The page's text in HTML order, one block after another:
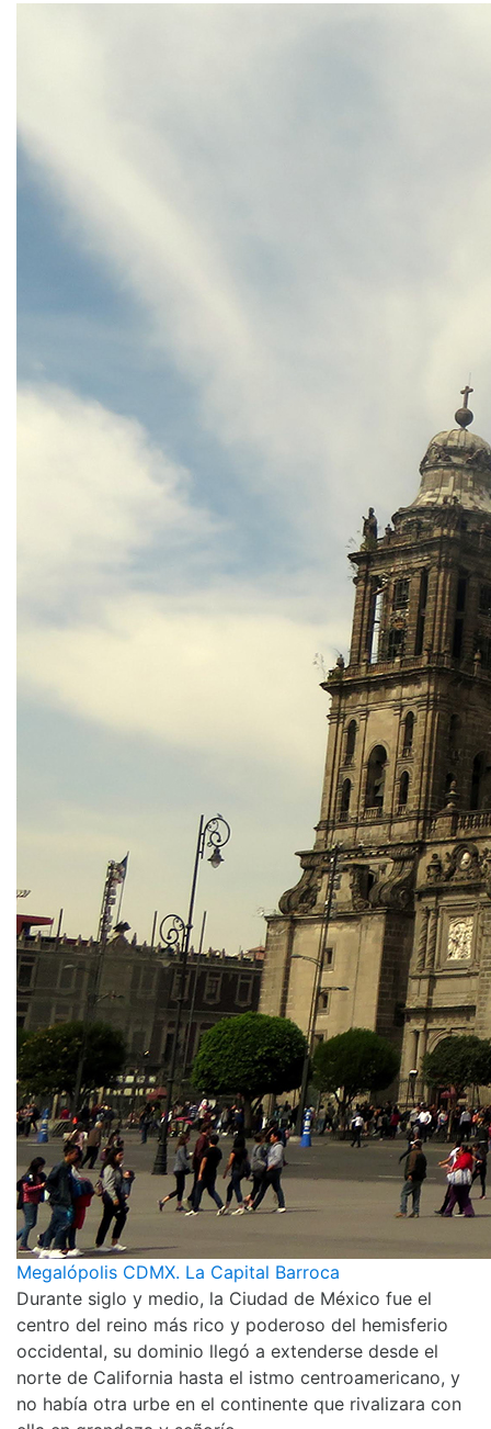
Megalópolis CDMX. La Capital Barroca
Durante siglo y medio, la Ciudad de México fue el
centro del reino más rico y poderoso del hemisferio
occidental, su dominio llegó a extenderse desde el
norte de California hasta el istmo centroamericano, y
no había otra urbe en el continente que rivalizara con